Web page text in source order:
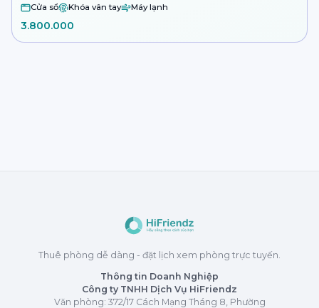
Cửa sổ Khóa vân tay Máy lạnh
3.800.000
Thuê phòng dễ dàng - đặt lịch xem phòng trực tuyến.
Thông tin Doanh Nghiệp
Công ty TNHH Dịch Vụ HiFriendz
Văn phòng: 372/17 Cách Mạng Tháng 8, Phường